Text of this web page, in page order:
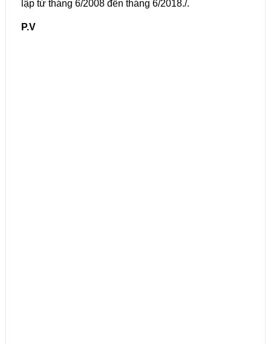
lập từ tháng 6/2008 đến tháng 6/2018./.
P.V